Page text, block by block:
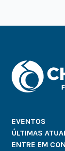
EVENTOS
ÚLTIMAS
ENTRE EM